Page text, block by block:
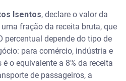
Isentos, declare o valor da
fração da receita bruta, que
percentual depende do tipo de
para comércio, indústria e
o equivalente a 8% da receita
de passageiros, a